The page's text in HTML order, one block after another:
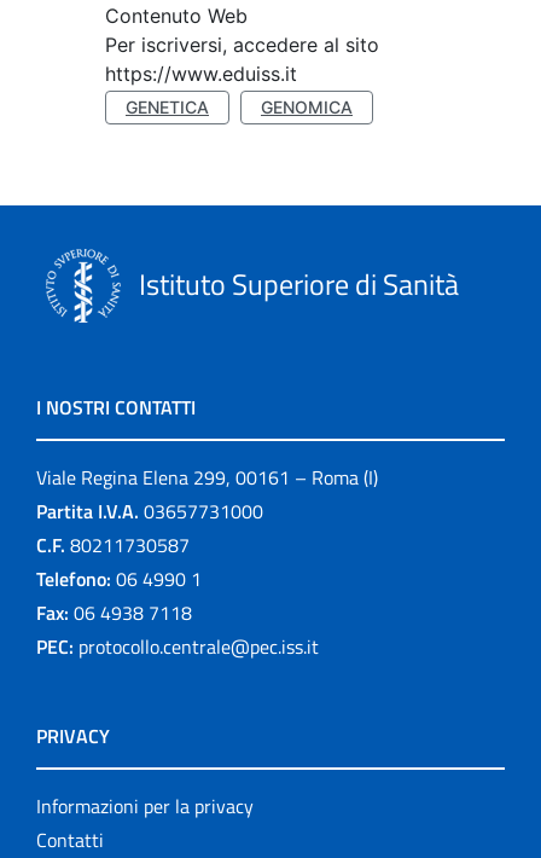
Contenuto Web
Per iscriversi, accedere al sito
https://www.eduiss.it
GENETICA GENOMICA
Istituto Superiore di Sanità
I NOSTRI CONTATTI
Viale Regina Elena 299, 00161 – Roma (I)
Partita I.V.A. 03657731000
C.F. 80211730587
Telefono: 06 4990 1
Fax: 06 4938 7118
PEC: protocollo.centrale@pec.iss.it
PRIVACY
Informazioni per la privacy
Contatti